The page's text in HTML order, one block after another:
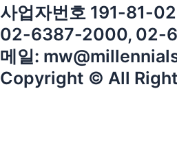
사업자번호 191-81-
02-6387-2000, 02-
메일:
Copyright © All